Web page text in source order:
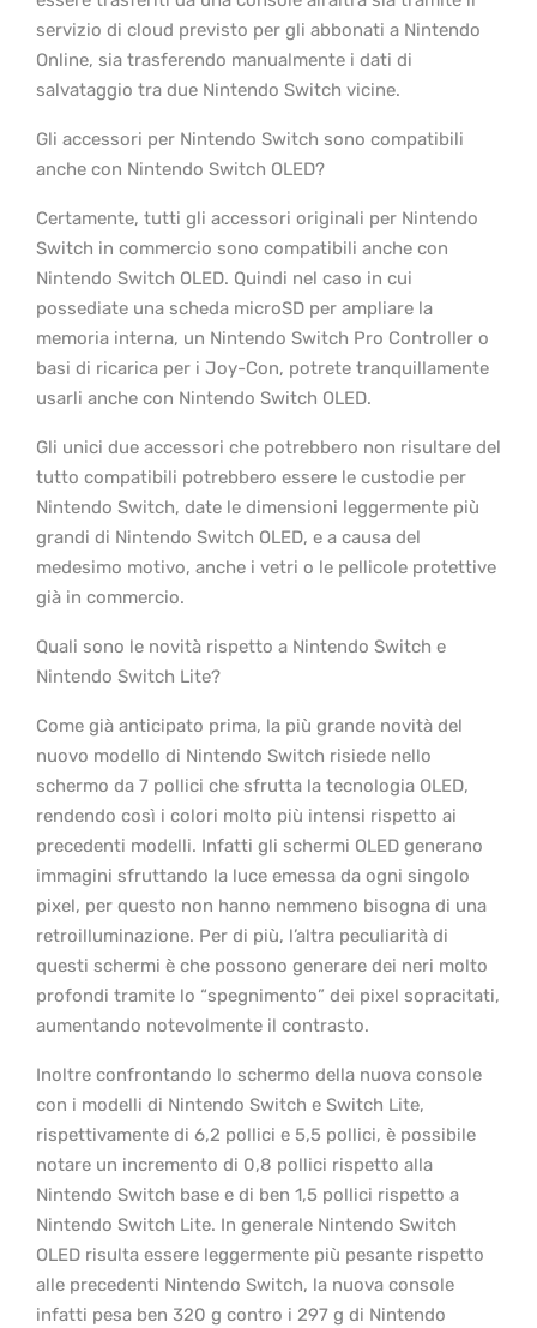
servizio di cloud previsto per gli abbonati a Nintendo
Online, sia trasferendo manualmente i dati di
salvataggio tra due Nintendo Switch vicine.
Gli accessori per Nintendo Switch sono compatibili
anche con Nintendo Switch OLED?
Certamente, tutti gli accessori originali per Nintendo
Switch in commercio sono compatibili anche con
Nintendo Switch OLED. Quindi nel caso in cui
possediate una scheda microSD per ampliare la
memoria interna, un Nintendo Switch Pro Controller o
basi di ricarica per i Joy-Con, potrete tranquillamente
usarli anche con Nintendo Switch OLED.
Gli unici due accessori che potrebbero non risultare del
tutto compatibili potrebbero essere le custodie per
Nintendo Switch, date le dimensioni leggermente più
grandi di Nintendo Switch OLED, e a causa del
medesimo motivo, anche i vetri o le pellicole protettive
già in commercio.
Quali sono le novità rispetto a Nintendo Switch e
Nintendo Switch Lite?
Come già anticipato prima, la più grande novità del
nuovo modello di Nintendo Switch risiede nello
schermo da 7 pollici che sfrutta la tecnologia OLED,
rendendo così i colori molto più intensi rispetto ai
precedenti modelli. Infatti gli schermi OLED generano
immagini sfruttando la luce emessa da ogni singolo
pixel, per questo non hanno nemmeno bisogna di una
retroilluminazione. Per di più, l’altra peculiarità di
questi schermi è che possono generare dei neri molto
profondi tramite lo “spegnimento” dei pixel sopracitati,
aumentando notevolmente il contrasto.
Inoltre confrontando lo schermo della nuova console
con i modelli di Nintendo Switch e Switch Lite,
rispettivamente di 6,2 pollici e 5,5 pollici, è possibile
notare un incremento di 0,8 pollici rispetto alla
Nintendo Switch base e di ben 1,5 pollici rispetto a
Nintendo Switch Lite. In generale Nintendo Switch
OLED risulta essere leggermente più pesante rispetto
alle precedenti Nintendo Switch, la nuova console
infatti pesa ben 320 g contro i 297 g di Nintendo